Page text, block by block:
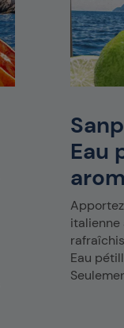
Eau
italienne
Eau